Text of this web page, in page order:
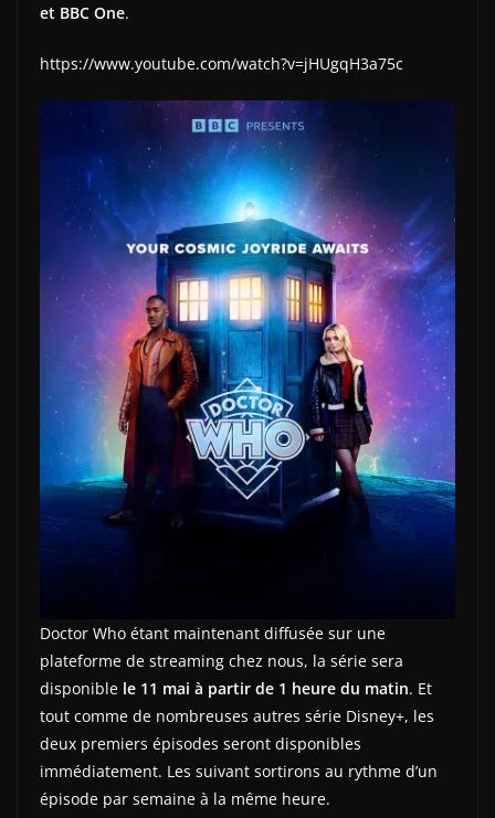
et BBC One.
https://www.youtube.com/watch?v=jHUgqH3a75c
Doctor Who étant maintenant diffusée sur une
plateforme de streaming chez nous, la série sera
disponible le 11 mai à partir de 1 heure du matin. Et
tout comme de nombreuses autres série Disney+, les
deux premiers épisodes seront disponibles
immédiatement. Les suivant sortirons au rythme d’un
épisode par semaine à la même heure.